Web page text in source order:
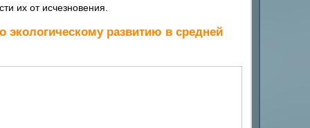
их от исчезновения.
экологическому развитию в средней